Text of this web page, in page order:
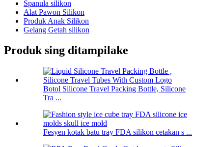
Spanula silikon
Alat Pawon Silikon
Produk Anak Silikon
Gelang Getah silikon
Produk sing ditampilake
Botol Silicone Travel Packing Bottle, Silicone
Tra ...
Fesyen kotak batu tray FDA silikon cetakan s ...